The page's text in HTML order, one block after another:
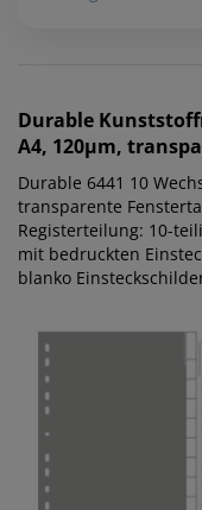
Durable
A4, 120µm,
Durable 6441 10
transparente
Registerteilung: 10-
mit bedruckten
blanko